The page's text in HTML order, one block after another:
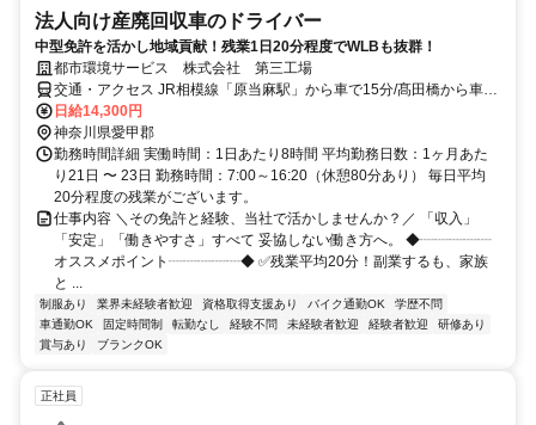
法人向け産廃回収車のドライバー
中型免許を活かし地域貢献！残業1日20分程度でWLBも抜群！
都市環境サービス 株式会社 第三工場
交通・アクセス JR相模線「原当麻駅」から車で15分/髙田橋から車で
7分/金田陸橋から車で20分
日給14,300円
神奈川県愛甲郡
勤務時間詳細 実働時間：1日あたり8時間 平均勤務日数：1ヶ月あた
り21日 〜 23日 勤務時間：7:00～16:20（休憩80分あり） 毎日平均
20分程度の残業がございます。
仕事内容 ＼その免許と経験、当社で活かしませんか？／ 「収入」
「安定」「働きやすさ」すべて 妥協しない働き方へ。 ◆┈┈┈┈┈
オススメポイント┈┈┈┈┈◆ ✅残業平均20分！副業するも、家族
と ...
制服あり 業界未経験者歓迎 資格取得支援あり バイク通勤OK
学歴不問
車通勤OK
固定時間制 転勤なし 経験不問 未経験者歓迎 経験者歓迎
研修あり
賞与あり
ブランクOK
正社員